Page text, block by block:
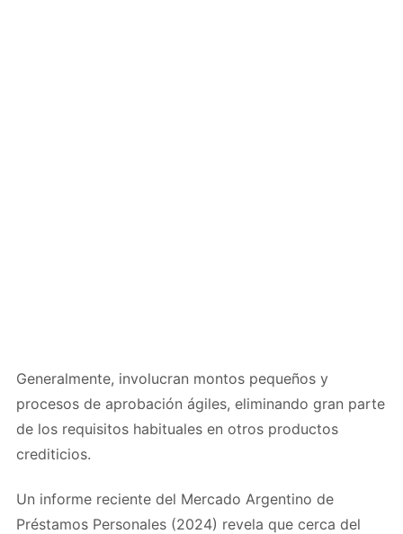
Generalmente, involucran montos pequeños y
procesos de aprobación ágiles, eliminando gran parte
de los requisitos habituales en otros productos
crediticios.
Un informe reciente del Mercado Argentino de
Préstamos Personales (2024) revela que cerca del